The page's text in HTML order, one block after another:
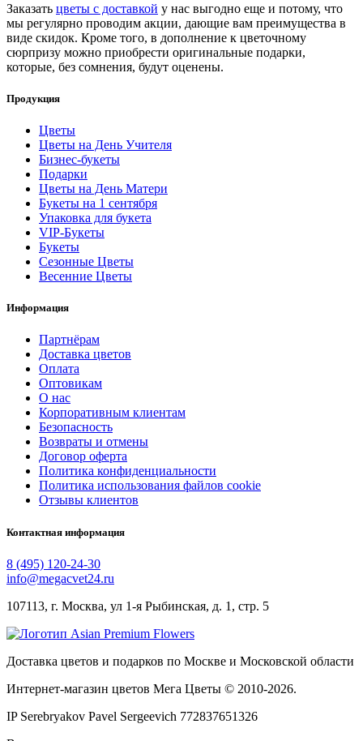
Заказать цветы с доставкой у нас выгодно еще и потому, что
мы регулярно проводим акции, дающие вам преимущества в
виде скидок. Кроме того, в дополнение к цветочному
сюрпризу можно приобрести оригинальные подарки,
которые, без сомнения, будут оценены.
Продукция
Цветы
Цветы на День Учителя
Бизнес-букеты
Подарки
Цветы на День Матери
Букеты на 1 сентября
Упаковка для букета
VIP-Букеты
Букеты
Сезонные Цветы
Весенние Цветы
Информация
Партнёрам
Доставка цветов
Оплата
Оптовикам
О нас
Корпоративным клиентам
Безопасность
Возвраты и отмены
Договор оферта
Политика конфиденциальности
Политика использования файлов cookie
Отзывы клиентов
Контактная информация
8 (495) 120-24-30
info@megacvet24.ru
107113, г. Москва, ул 1-я Рыбинская, д. 1, стр. 5
Доставка цветов и подарков по Москве и Московской области
Интернет-магазин цветов Мега Цветы © 2010-2026.
IP Serebryakov Pavel Sergeevich 772837651326